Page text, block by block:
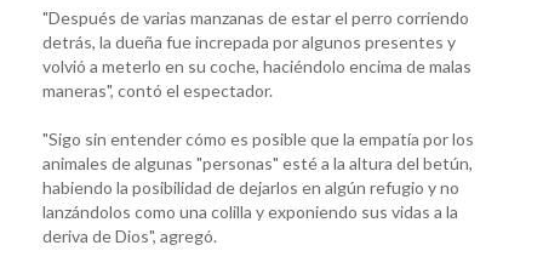
"Después de varias manzanas de estar el perro corriendo
detrás, la dueña fue increpada por algunos presentes y
volvió a meterlo en su coche, haciéndolo encima de malas
maneras", contó el espectador.
"Sigo sin entender cómo es posible que la empatía por los
animales de algunas "personas" esté a la altura del betún,
habiendo la posibilidad de dejarlos en algún refugio y no
lanzándolos como una colilla y exponiendo sus vidas a la
deriva de Dios", agregó.